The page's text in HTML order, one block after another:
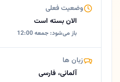
وضعیت فعلی
الان بسته است
باز می‌شود: جمعه 12:00
زبان ها
آلمانی، فارسی